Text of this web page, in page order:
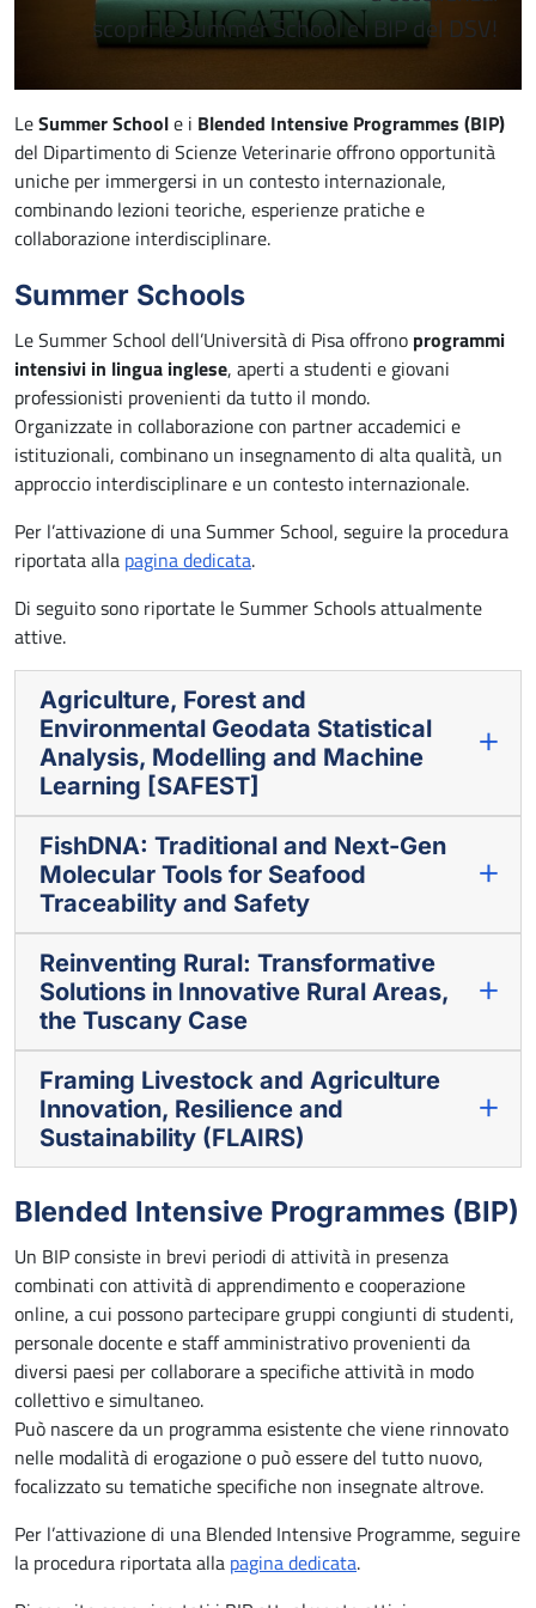
scopri le Summer School e i BIP del DSV!
LeSummer Schoole i Blended Intensive Programmes (BIP)
del Dipartimento di Scienze Veterinarie offrono opportunità
uniche per immergersi in un contesto internazionale,
combinando lezioni teoriche, esperienze pratiche e
collaborazione interdisciplinare.
Summer Schools
Le Summer School dell’Università di Pisa offrono programmi
intensivi in lingua inglese, aperti a studenti e giovani
professionisti provenienti da tutto il mondo.
Organizzate in collaborazione con partner accademici e
istituzionali, combinano un insegnamento di alta qualità, un
approccio interdisciplinare e un contesto internazionale.
Per l’attivazione di una Summer School, seguire la procedura
riportata alla pagina dedicata.
Di seguito sono riportate le Summer Schools attualmente
attive.
Agriculture, Forest and
Environmental Geodata Statistical
Analysis, Modelling and Machine
Learning [SAFEST]
FishDNA: Traditional and Next-Gen
Molecular Tools for Seafood
Traceability and Safety
Reinventing Rural: Transformative
Solutions in Innovative Rural Areas,
the Tuscany Case
Framing Livestock and Agriculture
Innovation, Resilience and
Sustainability (FLAIRS)
Blended Intensive Programmes (BIP)
Un BIP consiste in brevi periodi di attività in presenza
combinati con attività di apprendimento e cooperazione
online, a cui possono partecipare gruppi congiunti di studenti,
personale docente e staff amministrativo provenienti da
diversi paesi per collaborare a specifiche attività in modo
collettivo e simultaneo.
Può nascere da un programma esistente che viene rinnovato
nelle modalità di erogazione o può essere del tutto nuovo,
focalizzato su tematiche specifiche non insegnate altrove.
Per l’attivazione di una Blended Intensive Programme, seguire
la procedura riportata alla pagina dedicata.